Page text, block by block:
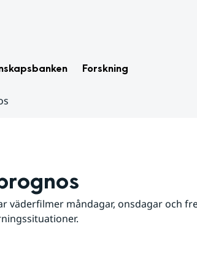
Forskning
väderfilmer måndagar, onsdagar och